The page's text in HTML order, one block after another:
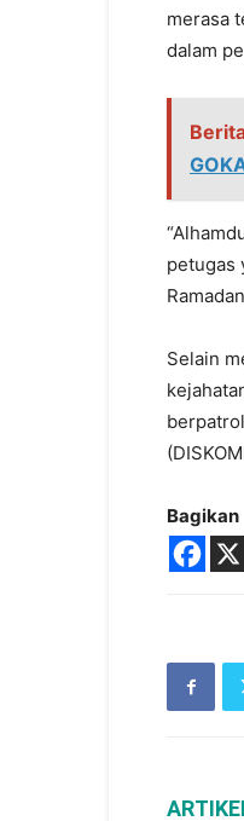
merasa
dalam
petugas
Selain
Bagikan